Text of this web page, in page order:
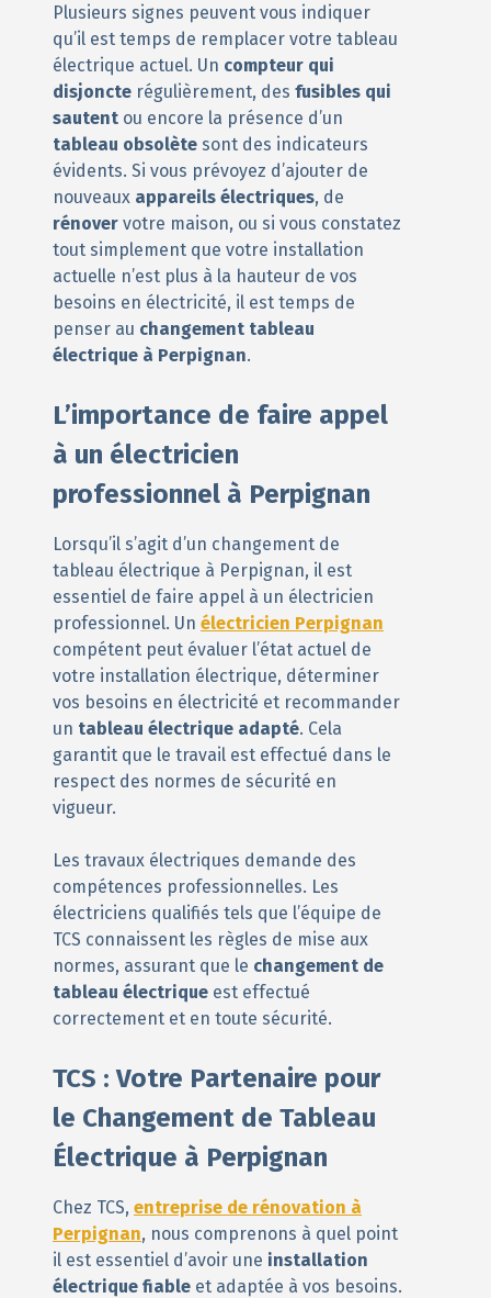
Plusieurs signes peuvent vous indiquer
qu’il est temps de remplacer votre tableau
électrique actuel. Un compteur qui
disjoncte régulièrement, des fusibles qui
sautent ou encore la présence d’un
tableau obsolète sont des indicateurs
évidents. Si vous prévoyez d’ajouter de
nouveaux appareils électriques, de
rénover votre maison, ou si vous constatez
tout simplement que votre installation
actuelle n’est plus à la hauteur de vos
besoins en électricité, il est temps de
penser au changement tableau
électrique à Perpignan.
L’importance de faire appel
à un électricien
professionnel à Perpignan
Lorsqu’il s’agit d’un changement de
tableau électrique à Perpignan, il est
essentiel de faire appel à un électricien
professionnel. Un électricien Perpignan
compétent peut évaluer l’état actuel de
votre installation électrique, déterminer
vos besoins en électricité et recommander
un tableau électrique adapté. Cela
garantit que le travail est effectué dans le
respect des normes de sécurité en
vigueur.
Les travaux électriques demande des
compétences professionnelles. Les
électriciens qualifiés tels que l’équipe de
TCS connaissent les règles de mise aux
normes, assurant que le changement de
tableau électrique est effectué
correctement et en toute sécurité.
TCS : Votre Partenaire pour
le Changement de Tableau
Électrique à Perpignan
Chez TCS, entreprise de rénovation à
Perpignan, nous comprenons à quel point
il est essentiel d’avoir une installation
électrique fiable et adaptée à vos besoins.